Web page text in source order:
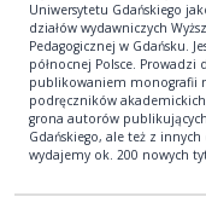
Uniwersytetu Gdańskiego
działów wydawniczych
Pedagogicznej w Gdańsku.
północnej Polsce.
publikowaniem monografii
podręczników
grona autorów
Gdańskiego, ale też z
wydajemy ok. 200 nowych